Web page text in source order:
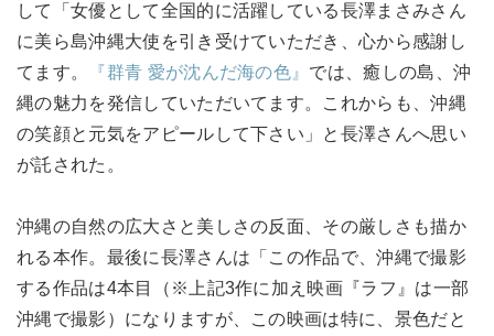
して「女優として全国的に活躍している長澤まさみさん
に美ら島沖縄大使を引き受けていただき、心から感謝し
てます。
『群青 愛が沈んだ海の色』 では、癒しの島、沖
縄の魅力を発信していただいてます。これからも、沖縄
の笑顔と元気をアピールして下さい」と長澤さんへ思い
が託された。
沖縄の自然の広大さと美しさの反面、その厳しさも描か
れる本作。最後に長澤さんは「この作品で、沖縄で撮影
する作品は4本目（※上記3作に加え映画『ラフ』は一部
沖縄で撮影）になりますが、この映画は特に、景色だと